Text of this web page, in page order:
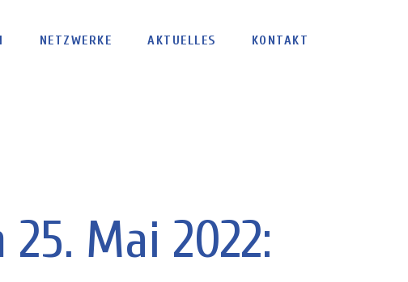
NETZWERKE AKTUELLES KONTAKT
Mai 2022: